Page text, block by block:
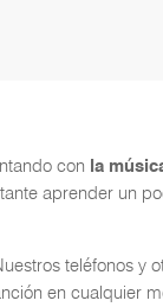
con la
aprender un
teléfonos y
en cualquier